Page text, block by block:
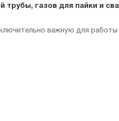
трубы, газов для пайки и
важную для